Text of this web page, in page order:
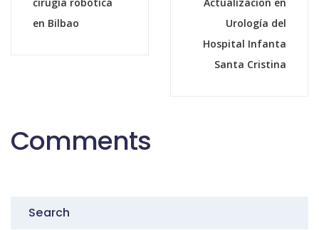
en Bilbao
Urología del
Hospital Infanta
Santa Cristina
Comments
Search